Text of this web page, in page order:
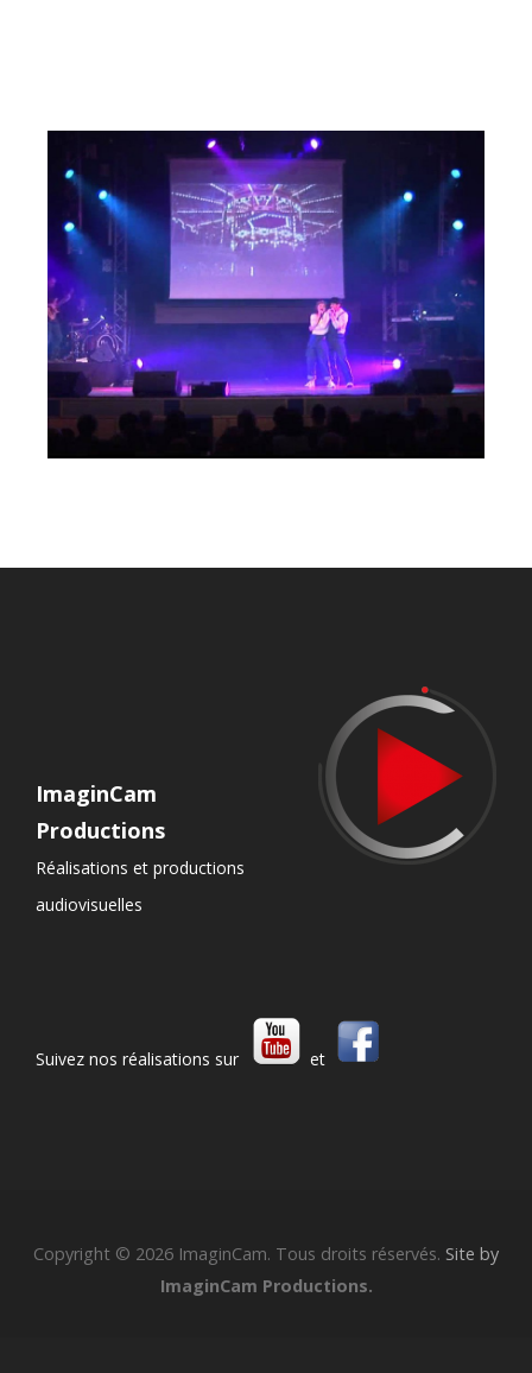
ImaginCam
Productions
Réalisations et productions
audiovisuelles
Suivez nos réalisations sur et
Copyright © 2026 ImaginCam. Tous droits réservés. Site by
ImaginCam Productions.